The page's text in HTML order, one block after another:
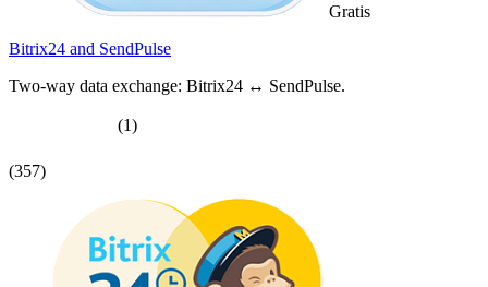
Gratis
Bitrix24 and SendPulse
Two-way data exchange: Bitrix24 ↔ SendPulse.
(1)
(357)